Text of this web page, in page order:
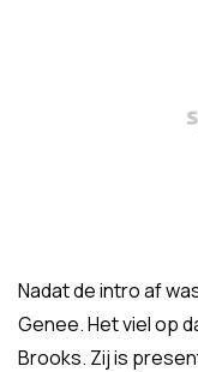
Nadat de intro af
Genee. Het viel op
Brooks. Zij is